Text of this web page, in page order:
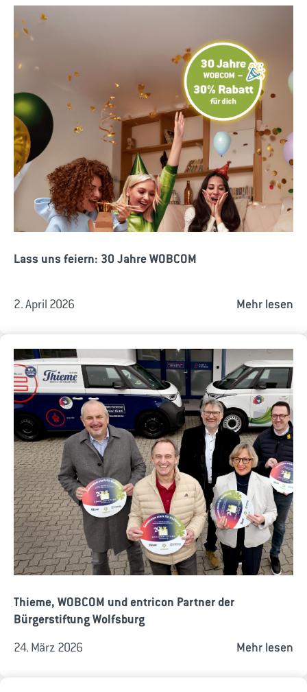
Lass uns feiern: 30 Jahre WOBCOM
2. April 2026 Mehr lesen
Thieme, WOBCOM und entricon Partner der
Bürgerstiftung Wolfsburg
24. März 2026 Mehr lesen